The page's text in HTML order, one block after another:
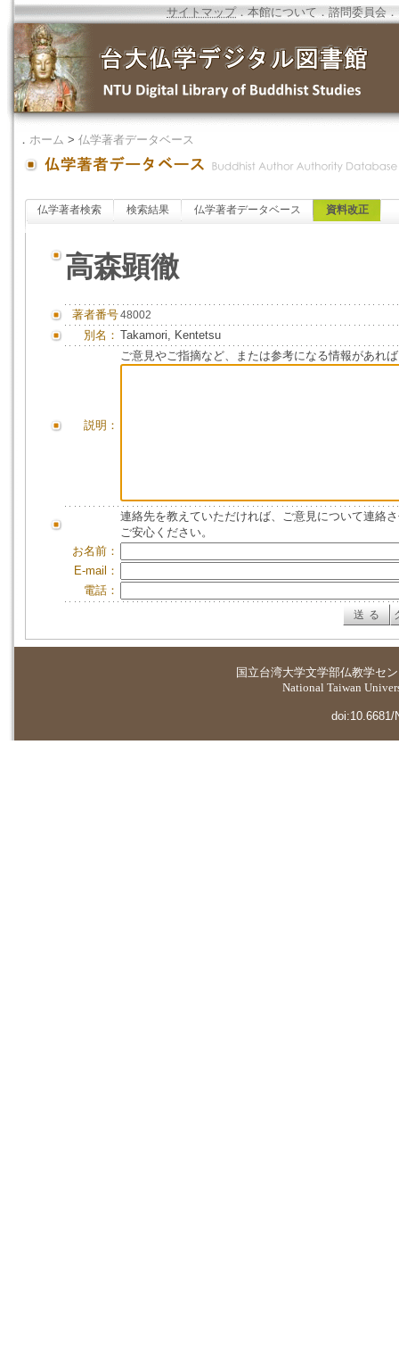
サイトマップ．本館について ．諮問委員会 ．
． ホーム > 仏学著者データベース
仏学著者検索 検索結果 仏学著者データベース 資料改正
高森顕徹
著者番号48002
別名： Takamori, Kentetsu
説明：
ご意見やご指摘など、または参考になる情報があれ
連絡先を教えていただければ、ご意見について連絡
ご安心ください。
お名前：
E-mail：
電話：
国立台湾大学文学部仏教学セ
National Taiwan
doi:10.6681/